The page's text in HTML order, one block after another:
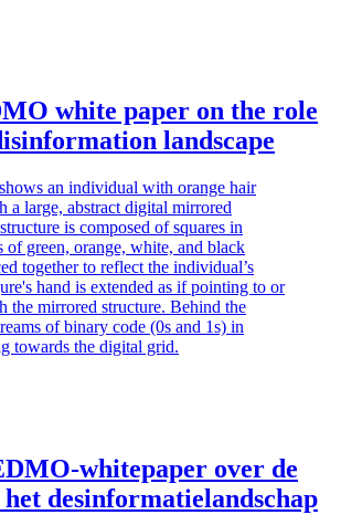
white paper on the role
landscape
over de
desinformatielandschap